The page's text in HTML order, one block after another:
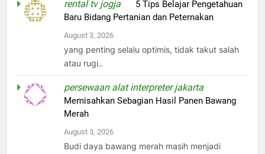
rental tv jogja
5 Tips Belajar Pengetahuan
Baru Bidang Pertanian dan Peternakan
August 3, 2026
yang penting selalu optimis, tidak takut salah
atau rugi..
persewaan alat interpreter jakarta
Memisahkan Sebagian Hasil Panen Bawang
Merah
August 3, 2026
Budi daya bawang merah masih menjadi